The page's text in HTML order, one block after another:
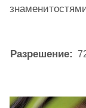
Разрешение: